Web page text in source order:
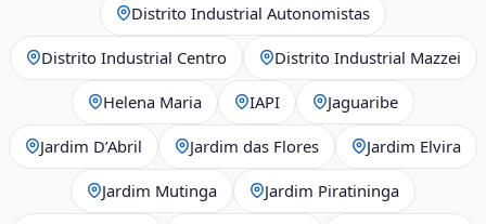
Distrito Industrial Autonomistas
Distrito Industrial Centro Distrito Industrial Mazzei
Helena Maria IAPI Jaguaribe
Jardim D’Abril Jardim das Flores Jardim Elvira
Jardim Mutinga Jardim Piratininga